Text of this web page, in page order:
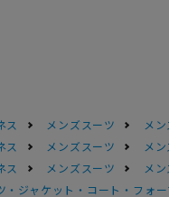
ス メンズスーツ
メ
ス メンズスーツ
メ
ス メンズスーツ
メ
・ジャケット・コート・フォ